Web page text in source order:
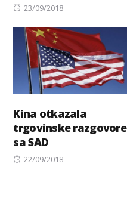
Posted
23/09/2018
Kina otkazala
trgovinske razgovore
sa SAD
Posted
22/09/2018